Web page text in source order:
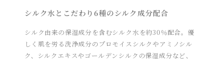
シルク水とこだわり6種のシルク成分配合
シルク由来の保湿成分を含むシルク水を約30％配合。優
しく肌を労る洗浄成分のプロモイスシルクやアミノシル
ク、シルクエキスやゴールデンシルクの保湿成分など、